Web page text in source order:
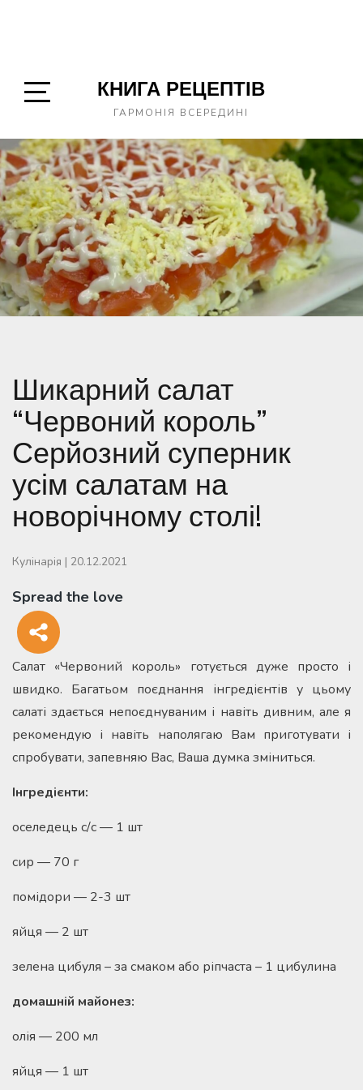
Sidebar
КНИГА РЕЦЕПТІВ
ГАРМОНІЯ ВСЕРЕДИНІ
Шикарний салат
“Червоний король”
Серйозний суперник
усім салатам на
новорічному столі!
Кулінарія | 20.12.2021
Spread the love
Салат «Червоний король» готується дуже просто і
швидко. Багатьом поєднання інгредієнтів у цьому
салаті здається непоєднуваним і навіть дивним, але я
рекомендую і навіть наполягаю Вам приготувати і
спробувати, запевняю Вас, Ваша думка зміниться.
Інгредієнти:
оселедець с/с — 1 шт
сир — 70 г
помідори — 2-3 шт
яйця — 2 шт
зелена цибуля – за смаком або ріпчаста – 1 цибулина
домашній майонез:
олія — 200 мл
яйця — 1 шт